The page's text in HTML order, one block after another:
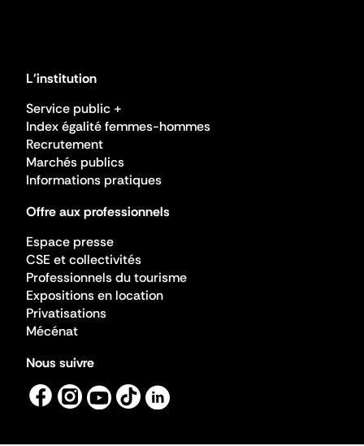
L'institution
Service public +
Index égalité femmes-hommes
Recrutement
Marchés publics
Informations pratiques
Offre aux professionnels
Espace presse
CSE et collectivités
Professionnels du tourisme
Expositions en location
Privatisations
Mécénat
Nous suivre